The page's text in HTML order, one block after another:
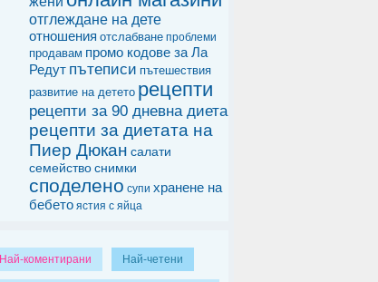
отглеждане на дете
отношения отслабване проблеми
продавам промо кодове за Ла
Редут пътеписи пътешествия
развитие на детето рецепти
рецепти за 90 дневна диета
рецепти за диетата на
Пиер Дюкан салати
семействоснимки
споделено супи хранене на
бебето ястия с яйца
Най-коментирани Най-четени